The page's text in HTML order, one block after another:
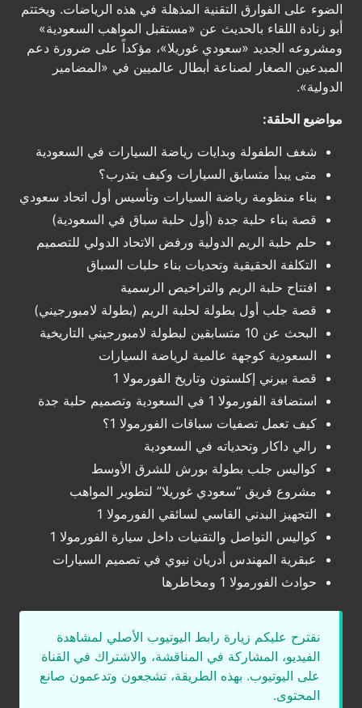
الضوء على الفوارق التقنية المذهلة في هذه الرياضات. ويختتم
أبو زنادة اللقاء بالحديث عن «مستقبل المواهب السعودية»
ومشروعه الجديد «سعودي غوريلا»، مؤكداً على ضرورة دعم
المبدعين الصغار لصناعة أبطال عالميين في «المضامير
الدولية».
مواضيع الحلقة:
شغف الطفولة وبدايات رياضة السيارات في السعودية
متى يبدأ متسابق السيارات وكيف يتدرب؟
بناء منظومة رياضة السيارات وتأسيس أول اتحاد سعودي
قصة بناء حلبة جدة (أول حلبة سباق في السعودية)
حلم حلبة الريم الدولية ورفض الاتحاد الدولي للتصميم
التكلفة الحقيقية وتحديات بناء حلبات السباق
افتتاح حلبة الريم والتراخيص الرسمية
قصة جلب أول بطولة لحلبة الريم (بطولة لامبورجيني)
البحث عن 10 متسابقين لبطولة لامبورجيني التاريخية
السعودية كوجهة عالمية لرياضة السيارات
قصة بيرني إكلستون وتاريخ الفورمولا 1
استضافة الفورمولا 1 في السعودية وتصميم حلبة جدة
كيف تعمل تصفيات سباقات الفورمولا 1؟
رالي داكار وتحدياته في السعودية
كواليس جلب بطولة بورش للشرق الأوسط
مشروع فريق “سعودي غوريلا” لتطوير المواهب
التجهيز البدني القاسي لسائقي الفورمولا 1
كواليس التواصل والتقنيات داخل سيارة الفورمولا 1
عبقرية المهندس أدريان نيوي في تصميم السيارات
حوادث الفورمولا 1 ومخاطرها
نقترح عليكم زيارة رابط اليوتيوب الأصلي لمشاهدة
الفيديو، المشاركة في المناقشة، والاشتراك في القناة
على اليوتيوب. بهذه الطريقة، تشجعون وتدعمون صانع
المحتوى.